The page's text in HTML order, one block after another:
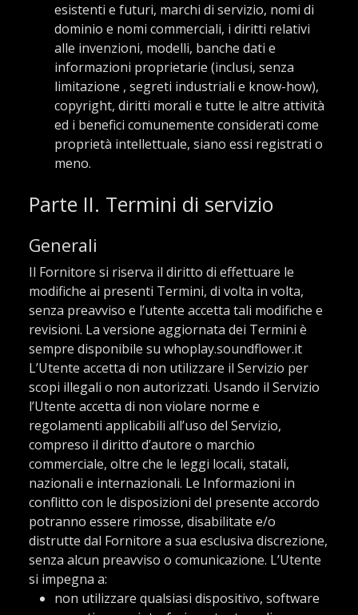
esistenti e futuri, marchi di servizio, nomi di
dominio e nomi commerciali, i diritti relativi
alle invenzioni, modelli, banche dati e
informazioni proprietarie (inclusi, senza
limitazione , segreti industriali e know-how),
copyright, diritti morali e tutte le altre attività
ed i benefici comunemente considerati come
proprietà intellettuale, siano essi registrati o
meno.
Parte II. Termini di servizio
Generali
Il Fornitore si riserva il diritto di effettuare le
modifiche ai presenti Termini, di volta in volta,
senza preavviso e l’utente accetta tali modifiche e
revisioni. La versione aggiornata dei Termini è
sempre disponibile su whoplay.soundflower.it
L’Utente accetta di non utilizzare il Servizio per
scopi illegali o non autorizzati. Usando il Servizio
l’Utente accetta di non violare norme e
regolamenti applicabili all’uso del Servizio,
compreso il diritto d’autore o marchio
commerciale, oltre che le leggi locali, statali,
nazionali e internazionali. Le Informazioni in
conflitto con le disposizioni del presente accordo
potranno essere rimosse, disabilitate e/o
distrutte dal Fornitore a sua esclusiva discrezione,
senza alcun preavviso o comunicazione. L’Utente
si impegna a:
non utilizzare qualsiasi dispositivo, software